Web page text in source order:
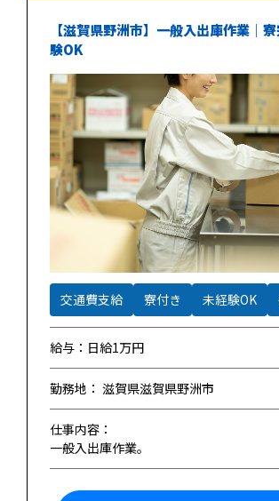
【滋賀県野洲市】一般入出庫作業｜
験OK
交通費支給 寮付き 未経験OK
給与：日給1万円
勤務地： 滋賀県滋賀県野洲市
仕事内容：
一般入出庫作業。